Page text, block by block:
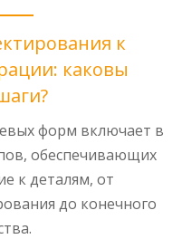
к
каковы
форм включает в
обеспечивающих
к деталям, от
до конечного